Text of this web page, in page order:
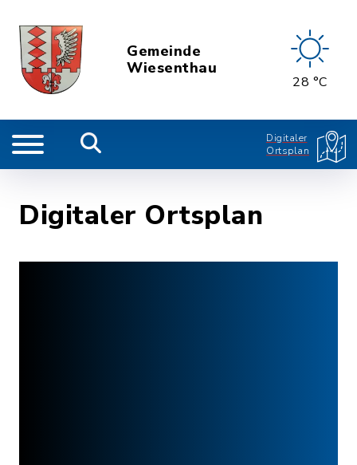
Gemeinde
Wiesenthau
28 °C
Digitaler
Ortsplan
Digitaler Ortsplan